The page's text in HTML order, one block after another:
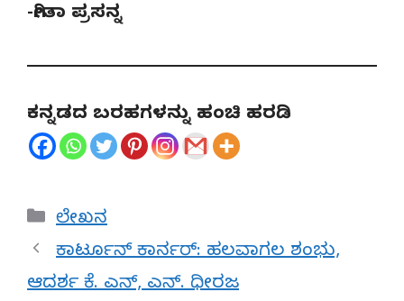
-ಗೀತಾ ಪ್ರಸನ್ನ
ಕನ್ನಡದ ಬರಹಗಳನ್ನು ಹಂಚಿ ಹರಡಿ
Categories
ಲೇಖನ
ಕಾರ್ಟೂನ್ ಕಾರ್ನರ್: ಹಲವಾಗಲ ಶಂಭು,
ಆದರ್ಶ ‌ಕೆ. ಎನ್, ಎನ್.‌ ಧೀರಜ